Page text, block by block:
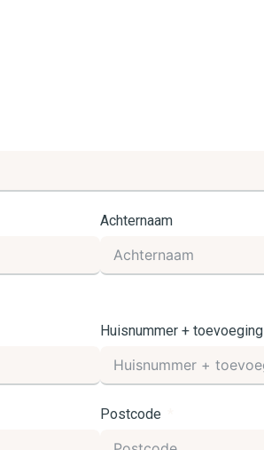
Achternaam
Huisnummer + toevoeging
Postcode